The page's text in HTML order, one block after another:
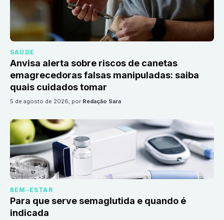
SAÚDE
Anvisa alerta sobre riscos de canetas
emagrecedoras falsas manipuladas: saiba
quais cuidados tomar
5 de agosto de 2026, por Redação Sara
BEM-ESTAR
Para que serve semaglutida e quando é
indicada